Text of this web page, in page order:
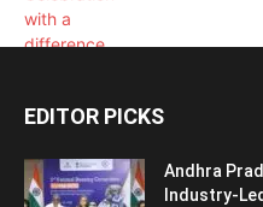
EDITOR PICKS
Andhra
Industry-